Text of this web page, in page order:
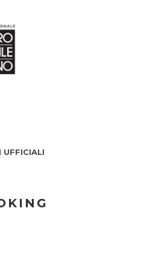
UFFICIALI